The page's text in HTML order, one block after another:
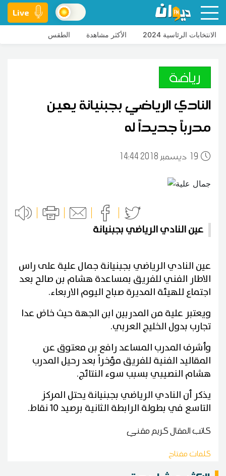
Live
الانتخابات الرئاسية 2024 الأكثر مشاهدة الطقس
رياضة
النادي الرياضي بجبنيانة يعين
مدرباً جديداً له
19 14:44 2018 ديسمبر
عين النادي الرياضي بجبنيانة
عين النادي الرياضي بجبنيانة جمال علية على راس
الاطار الفني للفريق بمساعدة هشام بن صالح بعد
اجتماع للهيئة المديرة صباح اليوم الاربعاء.
ويعتبر علية من المدربين ابن الجهة حيث خاض عدا
تجارب بدول الخليج العربي.
وأشرف المدرب المساعد رافع بن معتوق عن
المقاليد الفنية للفريق مؤخراً بعد رحيل المدرب
هشام النصيبي بسبب سوء النتائج.
يذكر أن النادي الرياضي بجبنيانة يحتل المركز
التاسع في بطولة الرابطة الثانية برصيد 10 نقاط
.
كاتب المقالكريم مقني
كلمات مفتاح